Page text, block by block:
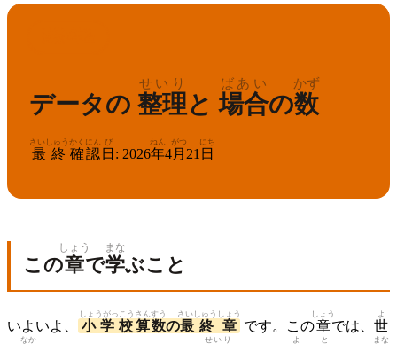
データの 整理
せいり
と場合
ばあい
の数
かず
最終
さいしゅう
確認
かくにん
日
び
: 2026年
ねん
4月
がつ
21 日
にち
この章
しょう
で学
まな
ぶこと
いよいよ、 小学校
しょうがっこう
算数
さんすう
の最終
さいしゅう
章
しょう
です。この章
しょう
では、 世
よ
なか せいり よ と まな